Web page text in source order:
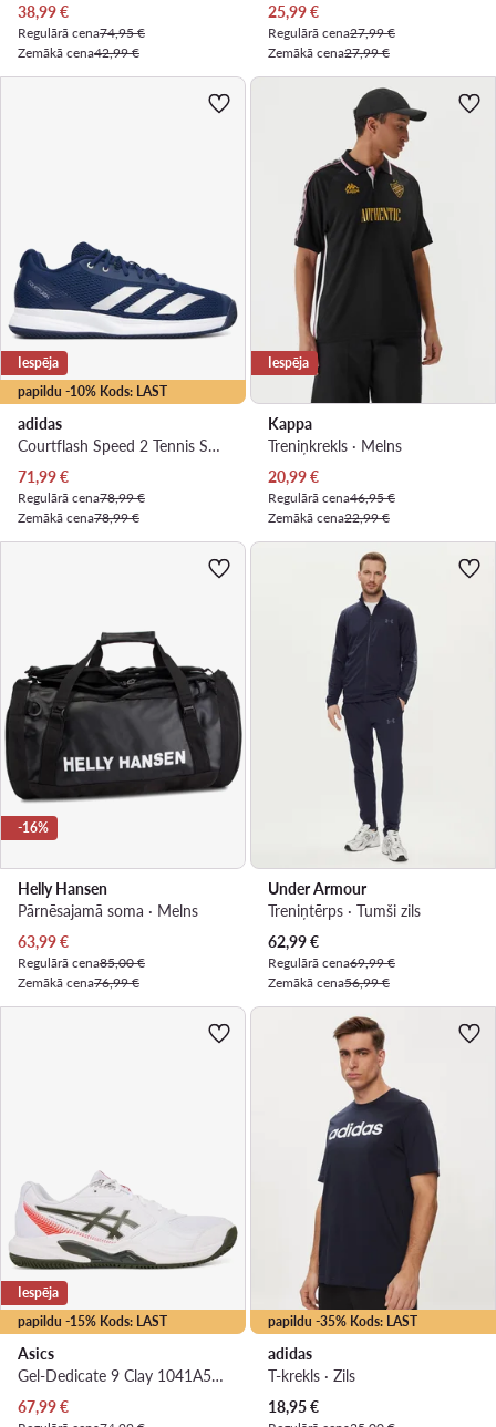
Pašreizējā cena
38,99€
Regulārā cena74,95 €
Zemākā cena42,99 €
Pašreizējā cena
25,99€
Regulārā cena27,99 €
Zemākā cena27,99 €
papildu -10% Kods: LAST
Iespēja
adidas
Courtflash Speed 2 Tennis Shoes JR4507 · Tenisa apavi
Pašreizējā cena
71,99€
Regulārā cena78,99 €
Zemākā cena78,99 €
Iespēja
Kappa
Treniņkrekls · Melns
Pašreizējā cena
20,99€
Regulārā cena46,95 €
Zemākā cena22,99 €
-16%
Helly Hansen
Pārnēsajamā soma · Melns
Pašreizējā cena
63,99€
Regulārā cena85,00 €
Zemākā cena76,99 €
Under Armour
Treniņtērps · Tumši zils
Pašreizējā cena
62,99€
Regulārā cena69,99 €
Zemākā cena56,99 €
papildu -15% Kods: LAST
Iespēja
Asics
Gel-Dedicate 9 Clay 1041A547 · Tenisa apavi
Pašreizējā cena
67,99€
papildu -35% Kods: LAST
adidas
T-krekls · Zils
Pašreizējā cena
18,95€